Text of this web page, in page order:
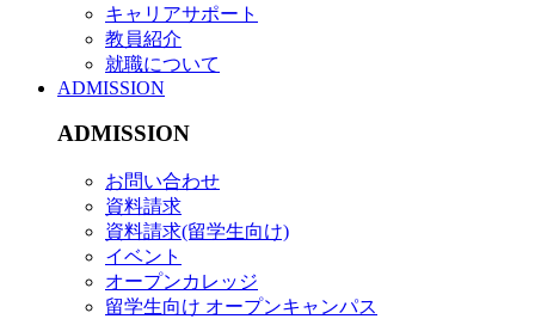
キャリアサポート
教員紹介
就職について
ADMISSION
ADMISSION
お問い合わせ
資料請求
資料請求(留学生向け)
イベント
オープンカレッジ
留学生向け オープンキャンパス